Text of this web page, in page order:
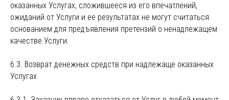
оказанных Услугах, сложившееся из его впечатлений,
ожиданий от Услуги и ее результатах не могут считаться
основанием для предъявления претензий о ненадлежащем
качестве Услуги.
6.3. Возврат денежных средств при надлежаще оказанных
Услугах